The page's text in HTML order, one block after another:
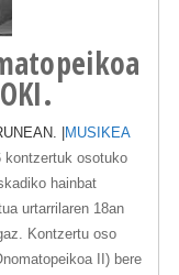
| MUSIKEA
kontzertuk osotuko
hainbat
urtarrilaren 18an
Kontzertu oso
II) bere